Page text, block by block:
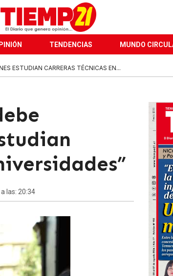
TENDENCIAS MUNDO
ESTUDIAN CARRERAS TÉCNICAS EN...
a las: 20:34